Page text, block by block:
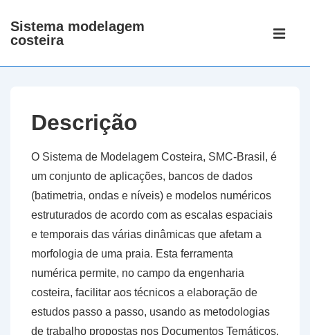
Skip
Main
Sistema modelagem
costeira
Main
Descrição
O Sistema de Modelagem Costeira, SMC-Brasil, é
um conjunto de aplicações, bancos de dados
(batimetria, ondas e níveis) e modelos numéricos
estruturados de acordo com as escalas espaciais
e temporais das várias dinâmicas que afetam a
morfologia de uma praia. Esta ferramenta
numérica permite, no campo da engenharia
costeira, facilitar aos técnicos a elaboração de
estudos passo a passo, usando as metodologias
de trabalho propostas nos Documentos Temáticos.